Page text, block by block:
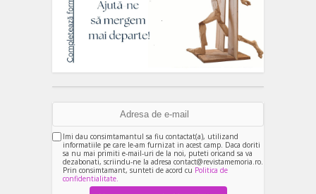
Imi dau consimtamantul sa fiu contactat(a), utilizand
informatiile pe care le-am furnizat in acest camp. Daca doriti
sa nu mai primiti e-mail-uri de la noi, puteti oricand sa va
dezabonati, scriindu-ne la adresa contact@revistamemoria.ro.
Prin consimtamant, sunteti de acord cu Politica de
confidentialitate.